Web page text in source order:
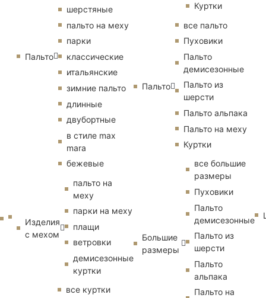
Пальто
шерстяные
пальто на меху
парки
классические
итальянские
зимние пальто
длинные
двубортные
в стиле max
mara
бежевые
Изделия
с мехом
пальто на
меху
парки на меху
плащи
ветровки
демисезонные
куртки
все куртки
Куртки
Пальто
все пальто
Пуховики
Пальто
демисезонные
Пальто из
шерсти
Пальто альпака
Пальто на меху
Куртки
Большие
размеры
все большие
размеры
Пуховики
Пальто
демисезонные
Пальто из
шерсти
Пальто
альпака
Пальто на